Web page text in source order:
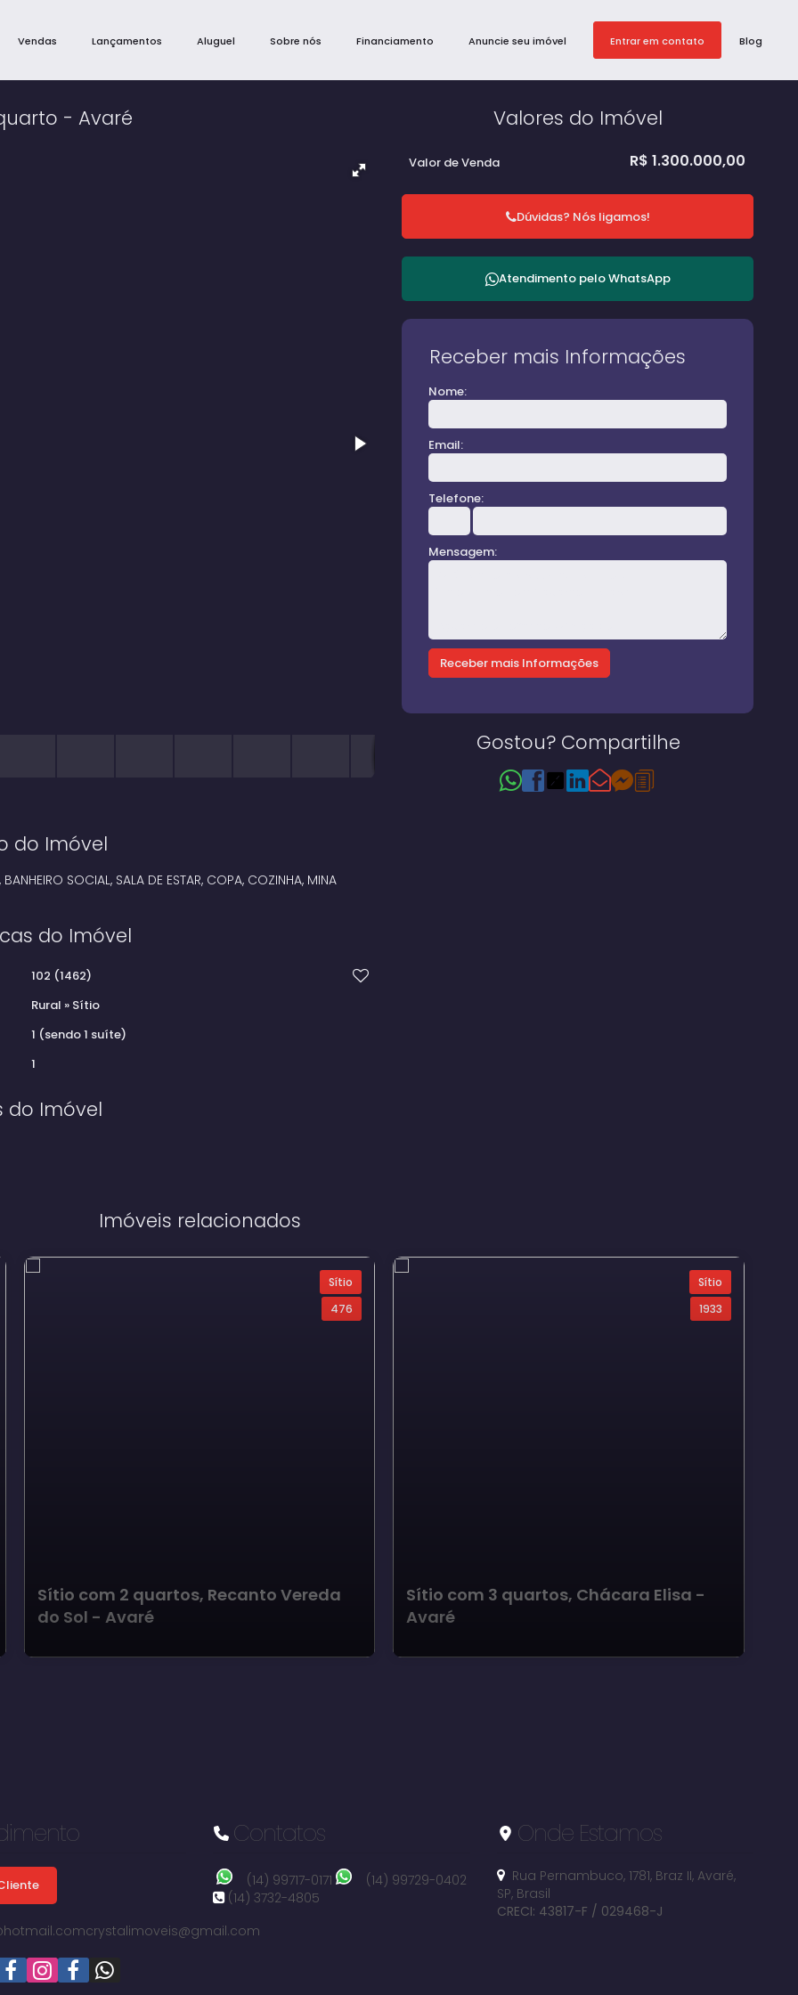
Blog
Entrar em contato
Anuncie seu imóvel
Financiamento
Sobre nós
Aluguel
Lançamentos
Vendas
- Avaré
do Imóvel
SOCIAL, SALA DE ESTAR, COPA, COZINHA, MINA
do Imóvel
102 (1462)
Rural » Sítio
1 (sendo 1 suíte)
1
do Imóvel
Valores do Imóvel
R$ 1.300.000,00
Valor de Venda
Dúvidas? Nós ligamos!
Atendimento peloWhatsApp
Receber mais Informações
Nome:
Email:
Telefone:
Mensagem:
Gostou? Compartilhe
Imóveis relacionados
Sítio
476
Sítio com 2 quartos, Recanto Vereda
do Sol - Avaré
Recanto Vereda do Sol, Avaré, São Paulo, Brasil
Sítio
1933
Sítio com 3 quartos, Chácara Elisa -
Avaré
crystalimoveis@gmail.com
Contatos
(14) 99717-0171
(14) 99729-0402
(14) 3732-4805
Onde Estamos
Rua Pernambuco, 1781, Braz II, Avaré,
SP, Brasil
CRECI: 43817-F / 029468-J